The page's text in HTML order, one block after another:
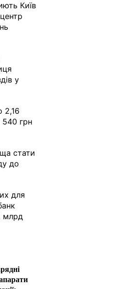
Київ
у
2,16
540 грн
стати
до
для
млрд